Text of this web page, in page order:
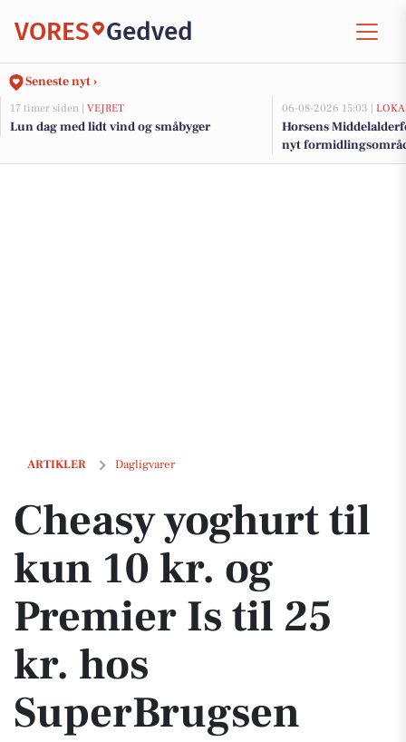
VORES Gedved
Seneste nyt ›
17 timer siden | VEJRET
Lun dag med lidt vind og småbyger
06-08-2026 15:03 |
Horsens
nyt
millionstøtte fra
ARTIKLER Dagligvarer
Cheasy yoghurt til kun 10 kr. og Premier Is til 25 kr. hos
Cheasy yoghurt til
kun 10 kr. og
Premier Is til 25
kr. hos
SuperBrugsen